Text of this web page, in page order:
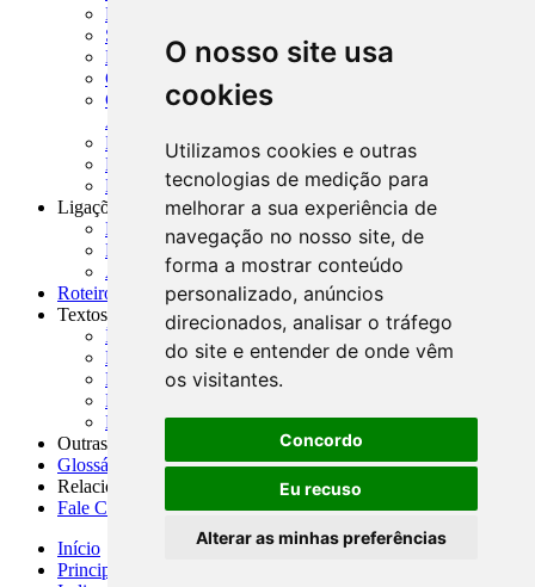
O nosso site usa
cookies
Utilizamos cookies e outras
tecnologias de medição para
melhorar a sua experiência de
navegação no nosso site, de
forma a mostrar conteúdo
personalizado, anúncios
direcionados, analisar o tráfego
do site e entender de onde vêm
os visitantes.
Concordo
Eu recuso
Alterar as minhas preferências
MCR - Manual de Crédito Rural
SISORF - Manual de Organização do SFN
MASUP - Manual de Supervisão Bancária
CADOC - Catálogo de Documentos
CNAE-CONCLA - Classificação Nacional de
Atividades Econômicas
PMF - Cartilhas do BCB
Manuais Auxiliares do BCB e Cosif-e
Resenhas Diárias Governamentais
Ligações Externas
Links Úteis
Presidência da República
Agências Nacionais Reguladoras
Roteiros para Estudos
Textos
Índice de Textos
Editorial
Monografias
Na Imprensa
Fórum de Discussão
Outras ferramentas
Glossário
Relacionamento
Fale Conosco
Início
Principais notícias